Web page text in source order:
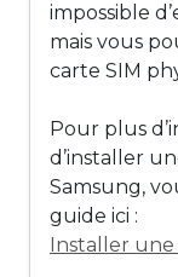
impossible
mais vous
carte SIM
Pour plus
d’installer
Samsung,
guide ici :
Installer